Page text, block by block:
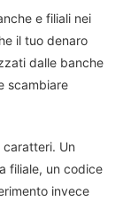
e filiali nei
il tuo denaro
dalle banche
scambiare
caratteri. Un
filiale, un codice
invece